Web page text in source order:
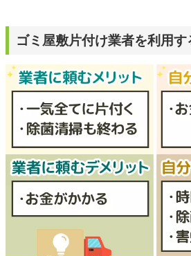
ゴミ屋敷片付け業者を利用す